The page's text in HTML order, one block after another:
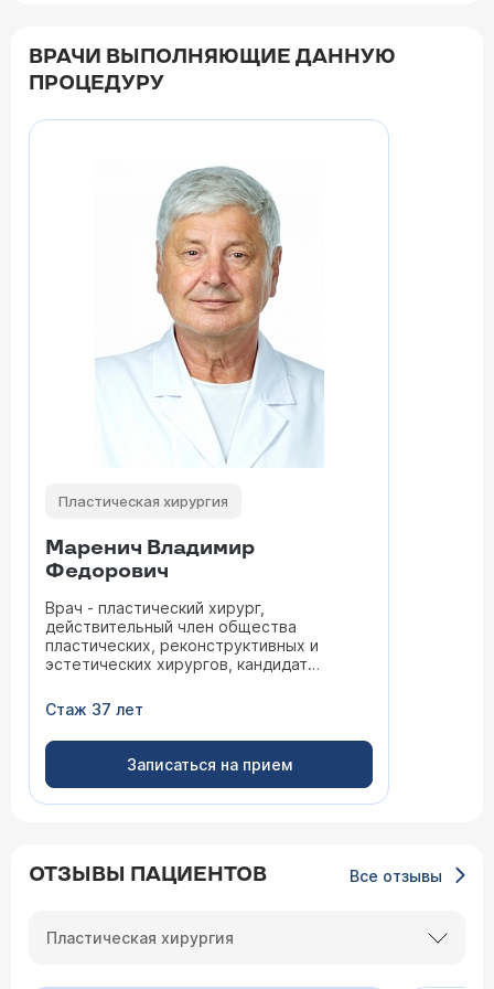
ВРАЧИ ВЫПОЛНЯЮЩИЕ ДАННУЮ
ПРОЦЕДУРУ
Пластическая хирургия
Маренич Владимир
Федорович
Врач - пластический хирург,
действительный член общества
пластических, реконструктивных и
эстетических хирургов, кандидат
Стаж 37 лет
Записаться на прием
ОТЗЫВЫ ПАЦИЕНТОВ Все отзывы
Пластическая хирургия